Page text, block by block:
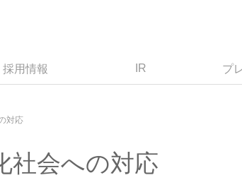
採用情報 IR プ
対応
社会への対応